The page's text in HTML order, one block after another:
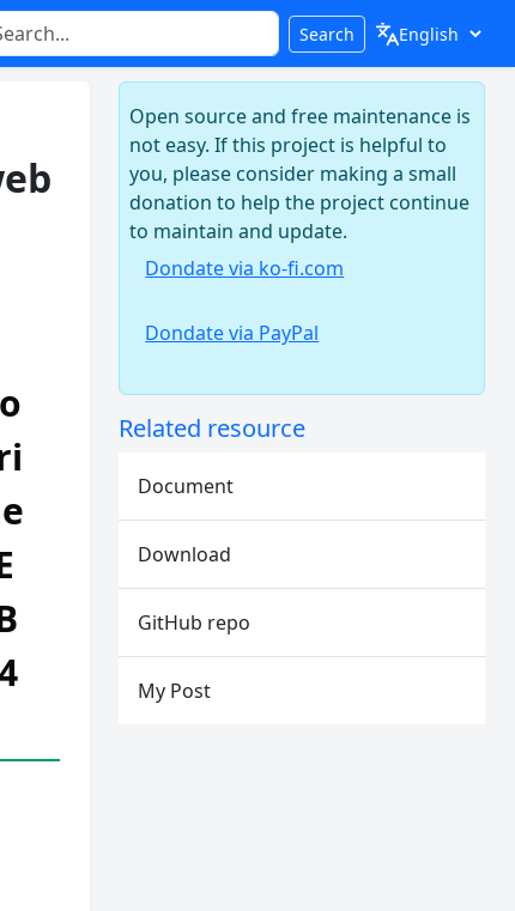
Search
Open source and free maintenance is
not easy. If this project is helpful to
you, please consider making a small
donation to help the project continue
to maintain and update.
Dondate via ko-fi.com
Dondate via PayPal
Related resource
Document
Download
GitHub repo
My Post